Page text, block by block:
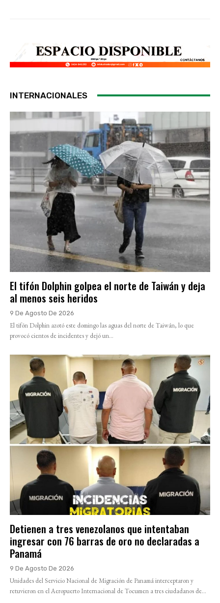
INTERNACIONALES
El tifón Dolphin golpea el norte de Taiwán y deja
al menos seis heridos
9 De Agosto De 2026
El tifón Dolphin azotó este domingo las aguas del norte de Taiwán, lo que
provocó cientos de incidentes y dejó un...
Detienen a tres venezolanos que intentaban
ingresar con 76 barras de oro no declaradas a
Panamá
9 De Agosto De 2026
Unidades del Servicio Nacional de Migración de Panamá interceptaron y
retuvieron en el Aeropuerto Internacional de Tocumen a tres ciudadanos de...